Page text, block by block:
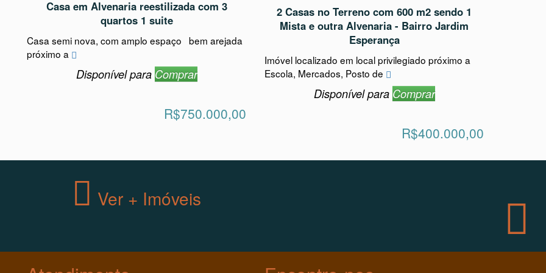
quartos 1 suite
Casa semi nova, com amplo espaço bem arejada
próximo a
Disponível para
Mista e outra Alvenaria - Bairro Jardim
Esperança
Imóvel localizado em local privilegiado próximo a
Escola, Mercados, Posto de
Disponível para
Atendimento Encontre-nos